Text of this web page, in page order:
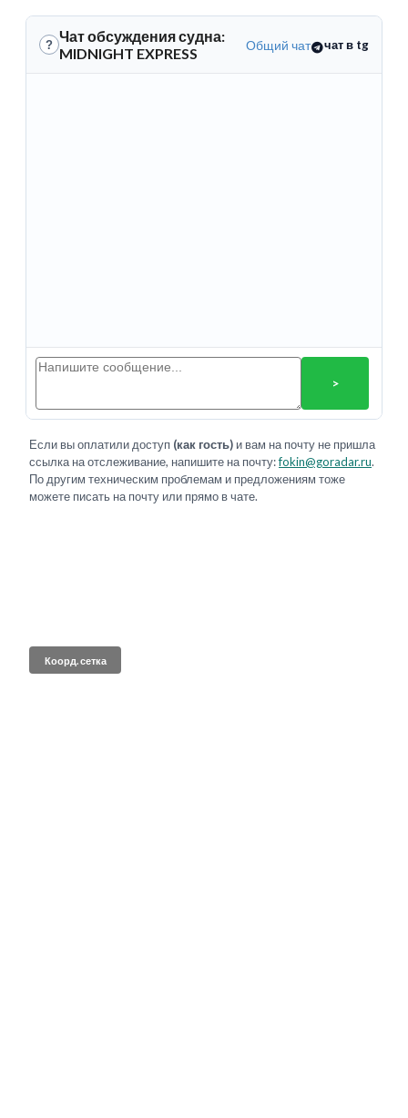
? Чат обсуждения судна:
MIDNIGHT EXPRESS
Общий чат чат в tg
>
Если вы оплатили доступ (как гость) и вам на почту не пришла
ссылка на отслеживание, напишите на почту:fokin@goradar.ru.
По другим техническим проблемам и предложениям тоже
можете писать на почту или прямо в чате.
Коорд. сетка